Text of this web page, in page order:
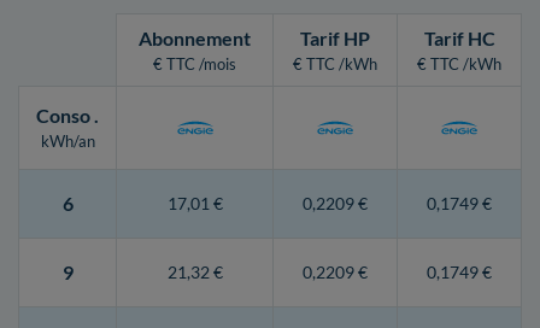
Abonnement
€ TTC /mois
Tarif HP
€ TTC /kWh
Tarif HC
€ TTC /kWh
Conso.
kWh/an
6 17,01 € 0,2209 € 0,1749 €
9 21,32 € 0,2209 € 0,1749 €